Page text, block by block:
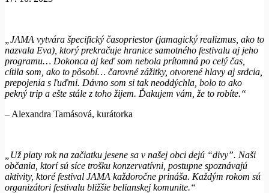
„JAMA vytvára špecifický časopriestor (jamagický realizmus, ako to
nazvala Eva), ktorý prekračuje hranice samotného festivalu aj jeho
programu… Dokonca aj keď som nebola prítomná po celý čas,
cítila som, ako to pôsobí… čarovné zážitky, otvorené hlavy aj srdcia,
prepojenia s ľuďmi. Dávno som si tak neoddýchla, bolo to ako
pekný trip a ešte stále z toho žijem. Ďakujem vám, že to robíte.“
– Alexandra Tamásová, kurátorka
„Už piaty rok na začiatku jesene sa v našej obci dejú “divy”. Naši
občania, ktorí sú síce trošku konzervatívni, postupne spoznávajú
aktivity, ktoré festival JAMA každoročne prináša. Každým rokom sú
organizátori festivalu bližšie belianskej komunite.“